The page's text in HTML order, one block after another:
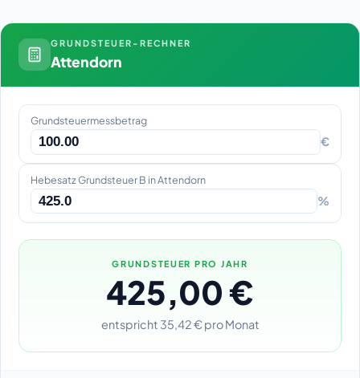
GRUNDSTEUER-RECHNER
Attendorn
Grundsteuermessbetrag
€
Hebesatz Grundsteuer B in Attendorn
%
GRUNDSTEUER PRO JAHR
425,00 €
entspricht 35,42 € pro Monat